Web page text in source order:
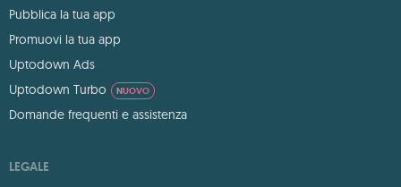
Pubblica la tua app
Promuovi la tua app
Uptodown Ads
Uptodown Turbo
NUOVO
Domande frequenti e assistenza
LEGALE